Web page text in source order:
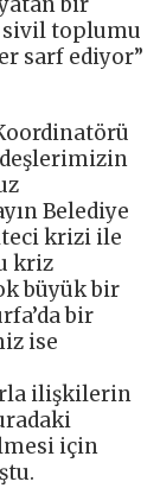
sivil toplumu
sarf ediyor”
Belediye
krizi ile
kriz
büyük bir
bir
ise
ilişkilerin
için